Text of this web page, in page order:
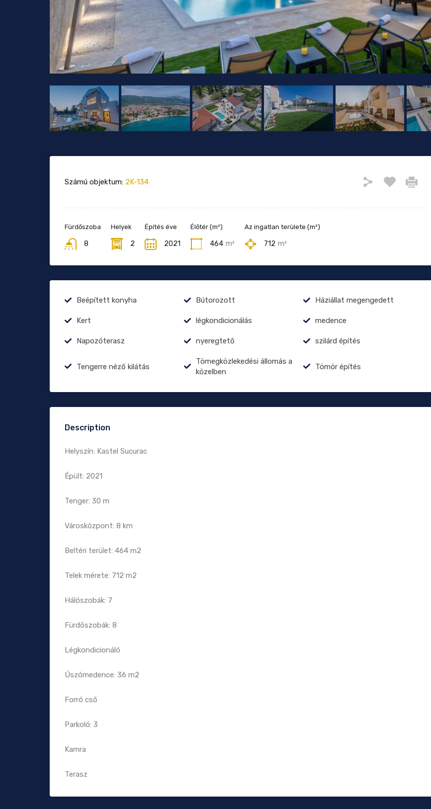
Számú objektum: 2K-134
Fürdőszoba
8
Helyek
2
Építés éve
2021
Élőtér (m²)
464 m²
Az ingatlan területe (m²)
712 m²
Beépített konyha Bútorozott Háziállat megengedett
Kert légkondicionálás medence
Napozóterasz nyeregtető szilárd építés
Tengerre néző kilátás
Tömegközlekedési állomás a
közelben
Tömör építés
Description
Helyszín: Kastel Sucurac
Épült: 2021
Tenger: 30 m
Városközpont: 8 km
Beltéri terület: 464 m2
Telek mérete: 712 m2
Hálószobák: 7
Fürdőszobák: 8
Légkondicionáló
Úszómedence: 36 m2
Forró cső
Parkoló: 3
Kamra
Terasz